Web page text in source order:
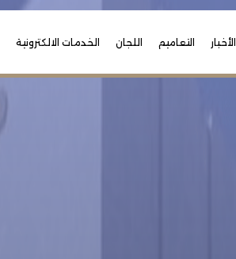
الأخبار التعاميم اللجان الخدمات الالكترونية